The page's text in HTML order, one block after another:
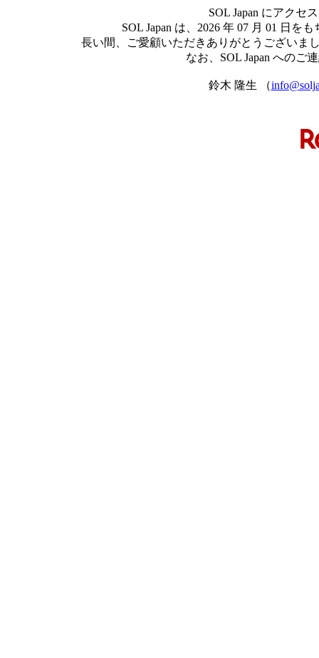
SOL Japan にアクセ
SOL Japan は、2026 年 07 月 01 日を
長い間、ご愛顧いただきありがとうございま
なお、SOL Japan へのご
鈴木 隆生 （